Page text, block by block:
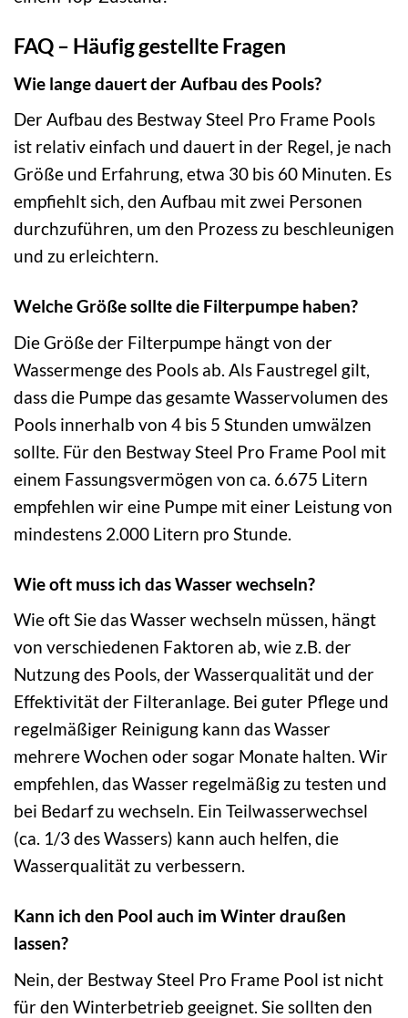
FAQ – Häufig gestellte Fragen
Wie lange dauert der Aufbau des Pools?
Der Aufbau des Bestway Steel Pro Frame Pools
ist relativ einfach und dauert in der Regel, je nach
Größe und Erfahrung, etwa 30 bis 60 Minuten. Es
empfiehlt sich, den Aufbau mit zwei Personen
durchzuführen, um den Prozess zu beschleunigen
und zu erleichtern.
Welche Größe sollte die Filterpumpe haben?
Die Größe der Filterpumpe hängt von der
Wassermenge des Pools ab. Als Faustregel gilt,
dass die Pumpe das gesamte Wasservolumen des
Pools innerhalb von 4 bis 5 Stunden umwälzen
sollte. Für den Bestway Steel Pro Frame Pool mit
einem Fassungsvermögen von ca. 6.675 Litern
empfehlen wir eine Pumpe mit einer Leistung von
mindestens 2.000 Litern pro Stunde.
Wie oft muss ich das Wasser wechseln?
Wie oft Sie das Wasser wechseln müssen, hängt
von verschiedenen Faktoren ab, wie z.B. der
Nutzung des Pools, der Wasserqualität und der
Effektivität der Filteranlage. Bei guter Pflege und
regelmäßiger Reinigung kann das Wasser
mehrere Wochen oder sogar Monate halten. Wir
empfehlen, das Wasser regelmäßig zu testen und
bei Bedarf zu wechseln. Ein Teilwasserwechsel
(ca. 1/3 des Wassers) kann auch helfen, die
Wasserqualität zu verbessern.
Kann ich den Pool auch im Winter draußen
lassen?
Nein, der Bestway Steel Pro Frame Pool ist nicht
für den Winterbetrieb geeignet. Sie sollten den